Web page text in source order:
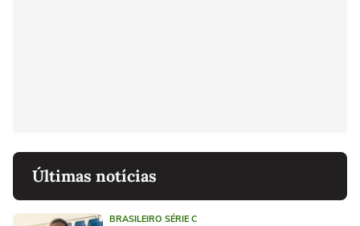
Últimas notícias
BRASILEIRO SÉRIE C